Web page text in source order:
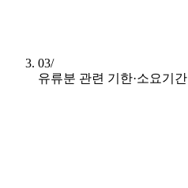
03/
유류분 관련 기한·소요기간